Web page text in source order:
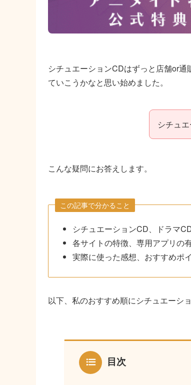
シチュエーションCDはずっと店舗or
ていこうかなと思い始めました。
シチュ
こんな疑問にお答えします。
この記事で分かること
シチュエーションCD、ドラマ
各サイトの特徴、専用アプリの
実際に使った感想、おすすめポ
以下、私のおすすめ順にシチュエーシ
目次